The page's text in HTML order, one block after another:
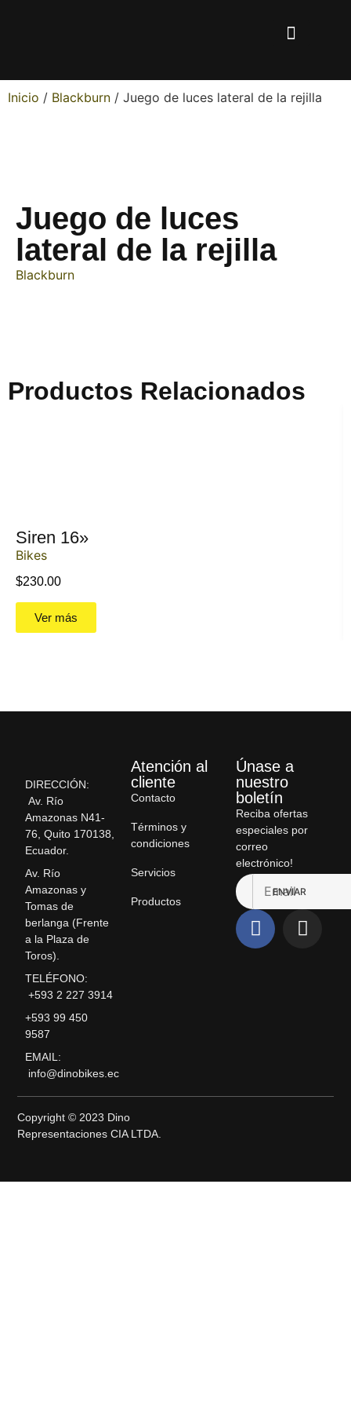
Inicio / Blackburn / Juego de luces lateral de la rejilla
Juego de luces
lateral de la rejilla
Blackburn
Productos Relacionados
Siren 16»
Bikes
$230.00
Ver más
DIRECCIÓN:
Av. Río
Amazonas N41-
76, Quito 170138,
Ecuador.
Av. Río
Amazonas y
Tomas de
berlanga (Frente
a la Plaza de
Toros).
TELÉFONO:
+593 2 227 3914
+593 99 450
9587
EMAIL:
info@dinobikes.ec
Atención al
cliente
Contacto
Términos y
condiciones
Servicios
Productos
Únase a
nuestro
boletín
Reciba ofertas
especiales por
correo
electrónico!
ENVIAR
Copyright © 2023 Dino
Representaciones CIA LTDA.